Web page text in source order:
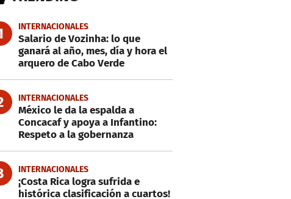
INTERNACIONALES
Salario de Vozinha: lo que
ganará al año, mes, día y hora el
arquero de Cabo Verde
INTERNACIONALES
México le da la espalda a
Concacaf y apoya a Infantino:
Respeto a la gobernanza
INTERNACIONALES
¡Costa Rica logra sufrida e
histórica clasificación a cuartos!